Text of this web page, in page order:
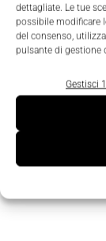
dettagliate. Le tue
possibile modificare
del consenso,
pulsante di gestione
Gestisci